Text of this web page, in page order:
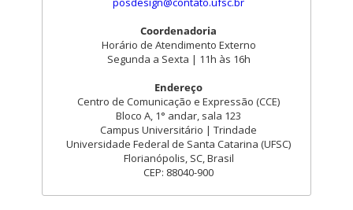
Coordenadoria
Horário de Atendimento Externo
Segunda a Sexta | 11h às 16h
Endereço
Centro de Comunicação e Expressão (CCE)
Bloco A, 1° andar, sala 123
Campus Universitário | Trindade
Universidade Federal de Santa Catarina (UFSC)
Florianópolis, SC, Brasil
CEP: 88040-900